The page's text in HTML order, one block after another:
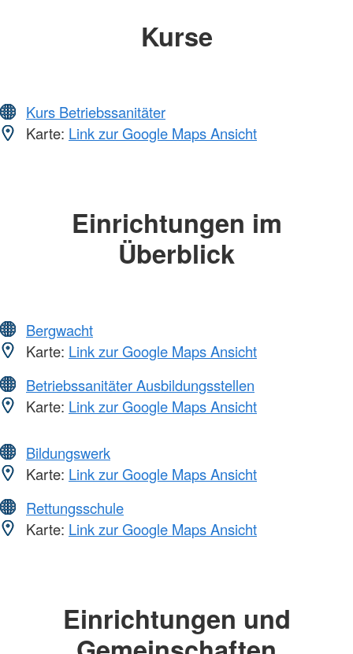
Kurse
Kurs Betriebssanitäter
Karte: Link zur Google Maps Ansicht
Einrichtungen im
Überblick
Bergwacht
Karte: Link zur Google Maps Ansicht
Betriebssanitäter Ausbildungsstellen
Karte: Link zur Google Maps Ansicht
Bildungswerk
Karte: Link zur Google Maps Ansicht
Rettungsschule
Karte: Link zur Google Maps Ansicht
Einrichtungen und